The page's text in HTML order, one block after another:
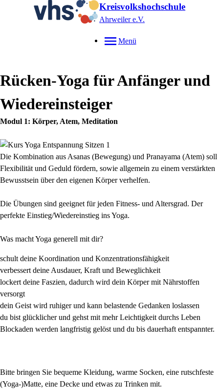
Kreisvolkshochschule
Ahrweiler e.V.
Menü
Rücken-Yoga für Anfänger und
Wiedereinsteiger
Modul 1: Körper, Atem, Meditation
Die Kombination aus Asanas (Bewegung) und Pranayama (Atem) soll
Flexibilität und Geduld fördern, sowie allgemein zu einem verstärkten
Bewusstsein über den eigenen Körper verhelfen.
Die Übungen sind geeignet für jeden Fitness- und Altersgrad. Der
perfekte Einstieg/Wiedereinstieg ins Yoga.
Was macht Yoga generell mit dir?
schult deine Koordination und Konzentrationsfähigkeit
verbessert deine Ausdauer, Kraft und Beweglichkeit
lockert deine Faszien, dadurch wird dein Körper mit Nährstoffen
versorgt
dein Geist wird ruhiger und kann belastende Gedanken loslassen
du bist glücklicher und gehst mit mehr Leichtigkeit durchs Leben
Blockaden werden langfristig gelöst und du bis dauerhaft entspannter.
Bitte bringen Sie bequeme Kleidung, warme Socken, eine rutschfeste
(Yoga-)Matte, eine Decke und etwas zu Trinken mit.